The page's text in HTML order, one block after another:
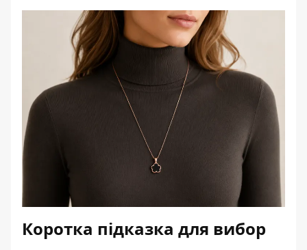
Коротка підказка для вибор